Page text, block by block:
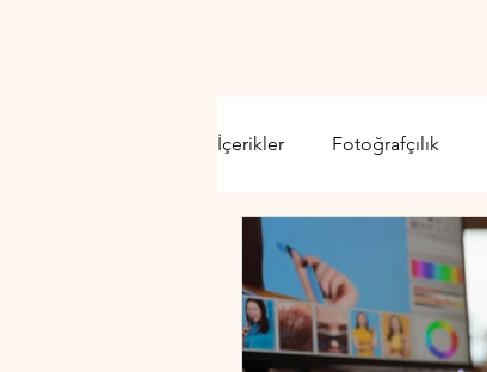
İçerikler Fotoğrafçılık
Video Kamera Lens